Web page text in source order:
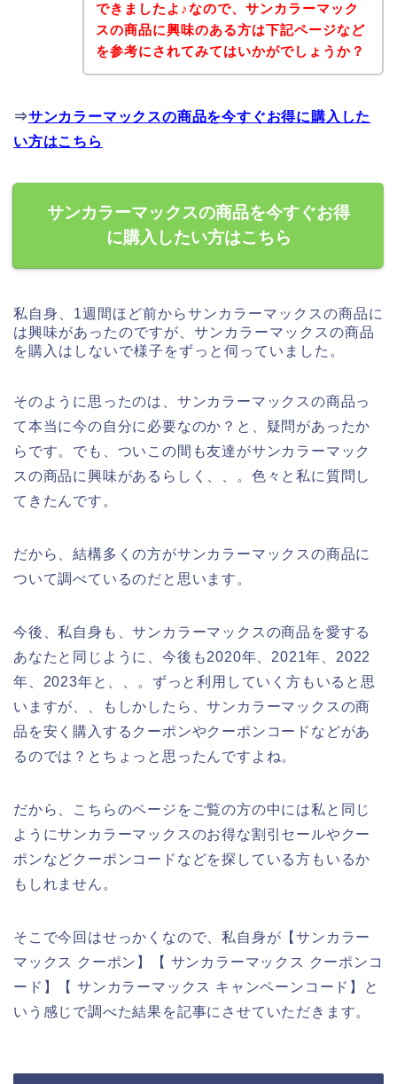
できましたよ♪なので、サンカラーマック
スの商品に興味のある方は下記ページなど
を参考にされてみてはいかがでしょうか？
⇒サンカラーマックスの商品を今すぐお得に購入した
い方はこちら
サンカラーマックスの商品を今すぐお得
に購入したい方はこちら
私自身、1週間ほど前からサンカラーマックスの商品に
は興味があったのですが、サンカラーマックスの商品
を購入はしないで様子をずっと伺っていました。
そのように思ったのは、サンカラーマックスの商品っ
て本当に今の自分に必要なのか？と、疑問があったか
らです。でも、ついこの間も友達がサンカラーマック
スの商品に興味があるらしく、、。色々と私に質問し
てきたんです。
だから、結構多くの方がサンカラーマックスの商品に
ついて調べているのだと思います。
今後、私自身も、サンカラーマックスの商品を愛する
あなたと同じように、今後も2020年、2021年、2022
年、2023年と、、。ずっと利用していく方もいると思
いますが、、もしかしたら、サンカラーマックスの商
品を安く購入するクーポンやクーポンコードなどがあ
るのでは？とちょっと思ったんですよね。
だから、こちらのページをご覧の方の中には私と同じ
ようにサンカラーマックスのお得な割引セールやクー
ポンなどクーポンコードなどを探している方もいるか
もしれません。
そこで今回はせっかくなので、私自身が【サンカラー
マックス クーポン】【 サンカラーマックス クーポンコ
ード】【 サンカラーマックス キャンペーンコード】と
いう感じで調べた結果を記事にさせていただきます。